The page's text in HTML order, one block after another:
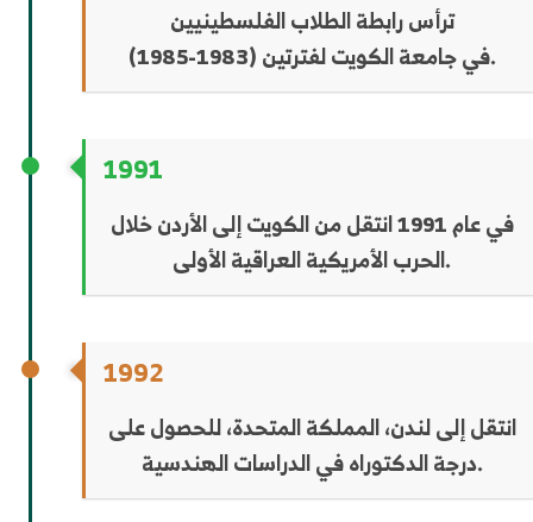
ترأس رابطة الطلاب الفلسطينيين
في جامعة الكويت لفترتين (1983-1985).
1991
في عام 1991 انتقل من الكويت إلى الأردن خلال
الحرب الأمريكية العراقية الأولى.
1992
انتقل إلى لندن، المملكة المتحدة، للحصول على
درجة الدكتوراه في الدراسات الهندسية.